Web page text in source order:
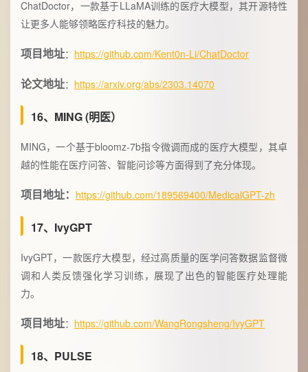
ChatDoctor，一款基于LLaMA训练的医疗大模型，其开源特性
让更多人能够领略医疗科技的魅力。
项目地址： https://github.com/Kent0n-Li/ChatDoctor
论文地址： https://arxiv.org/abs/2303.14070
16、MING (明医）
MING，一个基于bloomz-7b指令微调而成的医疗大模型，其卓
越的性能在医疗问答、智能问诊等方面得到了充分体现。
项目地址： https://github.com/189569400/MedicalGPT-zh
17、IvyGPT
IvyGPT，一款医疗大模型，经过高质量的医学问答数据监督微
调和人类反馈强化学习训练，展现了出色的智能医疗处理能
力。
项目地址： https://github.com/WangRongsheng/IvyGPT
18、PULSE